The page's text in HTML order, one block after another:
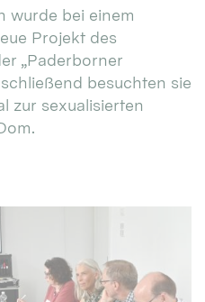
wurde bei einem
Projekt des
„Paderborner
besuchten sie
zur sexualisierten